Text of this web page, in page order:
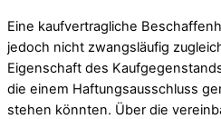
Eine kaufvertragliche
jedoch nicht zwangsläufig
Eigenschaft des
die einem Haftungsausschluss
stehen könnten. Über die